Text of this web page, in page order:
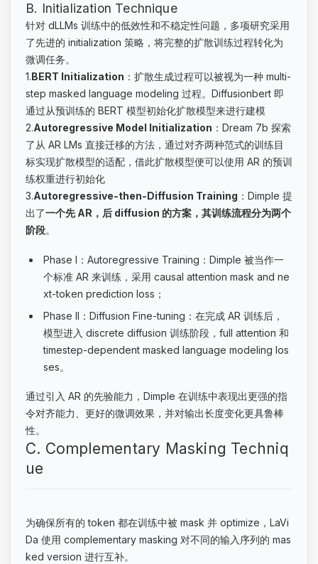
B. Initialization Technique
针对 dLLMs 训练中的低效性和不稳定性问题，多项研究采用
了先进的 initialization 策略，将完整的扩散训练过程转化为
微调任务。
1. BERT Initialization ：扩散生成过程可以被视为一种 multi-
step masked language modeling 过程。Diffusionbert 即
通过从预训练的 BERT 模型初始化扩散模型来进行建模
2.Autoregressive Model Initialization ：Dream 7b 探索
了从 AR LMs 直接迁移的方法，通过对齐两种范式的训练目
标实现扩散模型的适配，借此扩散模型便可以使用 AR 的预训
练权重进行初始化
3.Autoregressive-then-Diffusion Training ：Dimple 提
出了一个先 AR，后 diffusion 的方案，其训练流程分为两个
阶段。
Phase I：Autoregressive Training：Dimple 被当作一
个标准 AR 来训练，采用 causal attention mask and ne
xt-token prediction loss；
Phase II：Diffusion Fine-tuning：在完成 AR 训练后，
模型进入 discrete diffusion 训练阶段，full attention 和
timestep-dependent masked language modeling los
ses。
通过引入 AR 的先验能力，Dimple 在训练中表现出更强的指
令对齐能力、更好的微调效果，并对输出长度变化更具鲁棒
性。
C. Complementary Masking Techniq
ue
为确保所有的 token 都在训练中被 mask 并 optimize，LaVi
Da 使用 complementary masking 对不同的输入序列的 mas
ked version 进行互补。